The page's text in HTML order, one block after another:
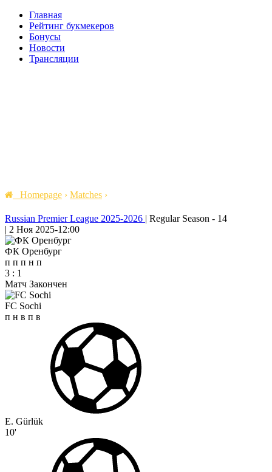
Главная
Рейтинг букмекеров
Бонусы
Новости
Трансляции
Homepage › Matches ›
Russian Premier League 2025-2026 | Regular Season - 14
| 2 Ноя 2025-12:00
ФК Оренбург
п п п н п
3 : 1
Матч Закончен
FC Sochi
п н в п в
E. Gürlük
10'